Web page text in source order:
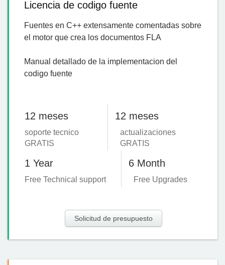
Licencia de codigo fuente
Fuentes en C++ extensamente comentadas sobre
el motor que crea los documentos FLA
Manual detallado de la implementacion del
codigo fuente
12 meses 12 meses
soporte tecnico
GRATIS
actualizaciones
GRATIS
1 Year 6 Month
Free Technical support Free Upgrades
Solicitud de presupuesto